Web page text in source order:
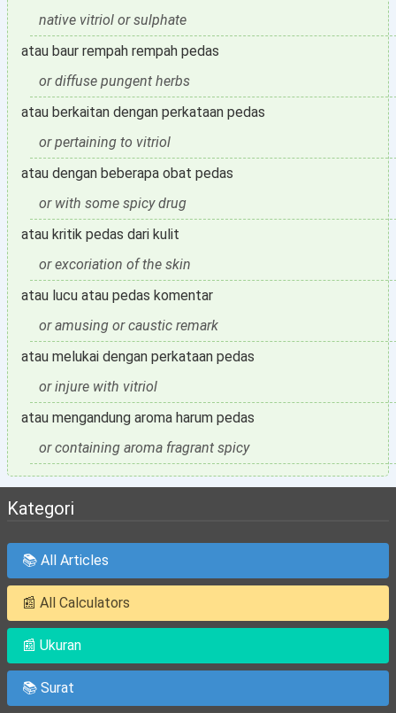
native vitriol or sulphate
atau baur rempah rempah pedas
or diffuse pungent herbs
atau berkaitan dengan perkataan pedas
or pertaining to vitriol
atau dengan beberapa obat pedas
or with some spicy drug
atau kritik pedas dari kulit
or excoriation of the skin
atau lucu atau pedas komentar
or amusing or caustic remark
atau melukai dengan perkataan pedas
or injure with vitriol
atau mengandung aroma harum pedas
or containing aroma fragrant spicy
Kategori
📚 All Articles
📰 All Calculators
📰 Ukuran
📚 Surat